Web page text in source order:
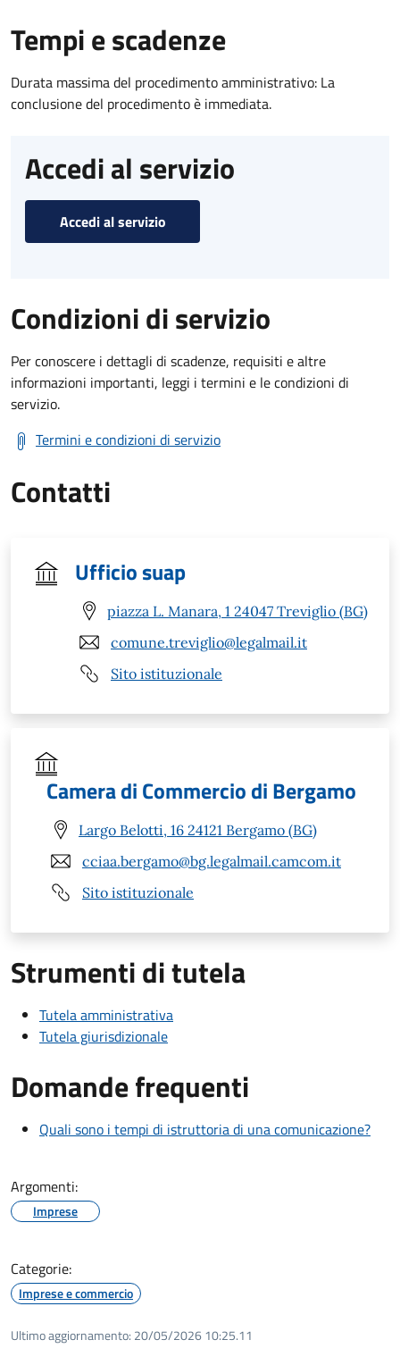
Tempi e scadenze
Durata massima del procedimento amministrativo: La
conclusione del procedimento è immediata.
Accedi al servizio
Accedi al servizio
Condizioni di servizio
Per conoscere i dettagli di scadenze, requisiti e altre
informazioni importanti, leggi i termini e le condizioni di
servizio.
Termini e condizioni di servizio
Contatti
Ufficio suap
piazza L. Manara, 1 24047 Treviglio (BG)
comune.treviglio@legalmail.it
Sito istituzionale
Camera di Commercio di Bergamo
Largo Belotti, 16 24121 Bergamo (BG)
cciaa.bergamo@bg.legalmail.camcom.it
Sito istituzionale
Strumenti di tutela
Tutela amministrativa
Tutela giurisdizionale
Domande frequenti
Quali sono i tempi di istruttoria di una comunicazione?
Argomenti:
Imprese
Categorie:
Imprese e commercio
Ultimo aggiornamento: 20/05/2026 10:25.11